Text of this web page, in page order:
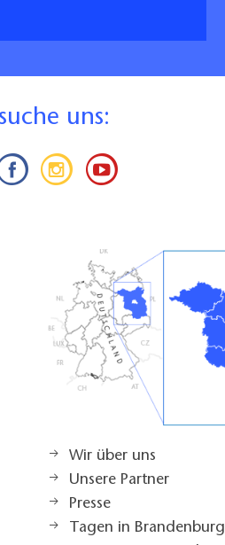
uns:
Wir über uns
Unsere Partner
Presse
Tagen in Brandenburg